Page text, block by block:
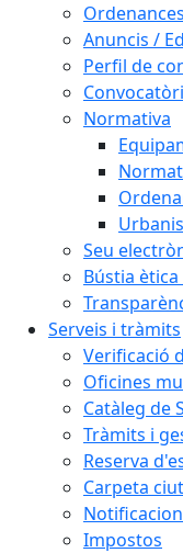
Anuncis /
Perfil de
Normativa
Seu
Bústia
Serveis i tràmits
Verificació
Oficines
Catàleg de
Tràmits i
Reserva
Carpeta
Impostos